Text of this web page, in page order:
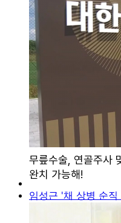
임성근 '채 상병 순